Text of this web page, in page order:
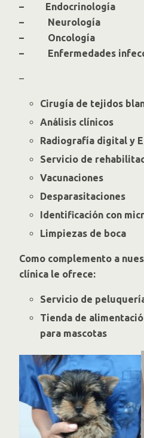
– Endocrinología
– Neurología
– Oncología
– Enfermedades
–
Cirugía de tejidos
Análisis clínicos
Radiografía digital y
Servicio de
Vacunaciones
Desparasitaciones
Identificación con
Limpiezas de boca
Como complemento a
clínica le ofrece:
Servicio de
Tienda de
para mascotas